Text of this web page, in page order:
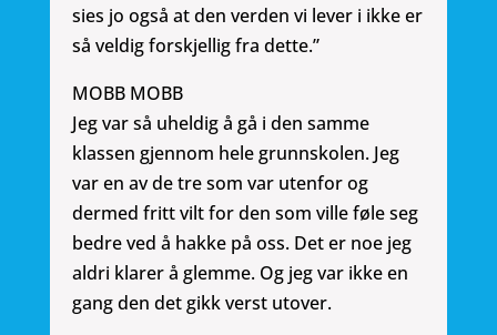
sies jo også at den verden vi lever i ikke er
så veldig forskjellig fra dette.”
MOBB MOBB
Jeg var så uheldig å gå i den samme
klassen gjennom hele grunnskolen. Jeg
var en av de tre som var utenfor og
dermed fritt vilt for den som ville føle seg
bedre ved å hakke på oss. Det er noe jeg
aldri klarer å glemme. Og jeg var ikke en
gang den det gikk verst utover.